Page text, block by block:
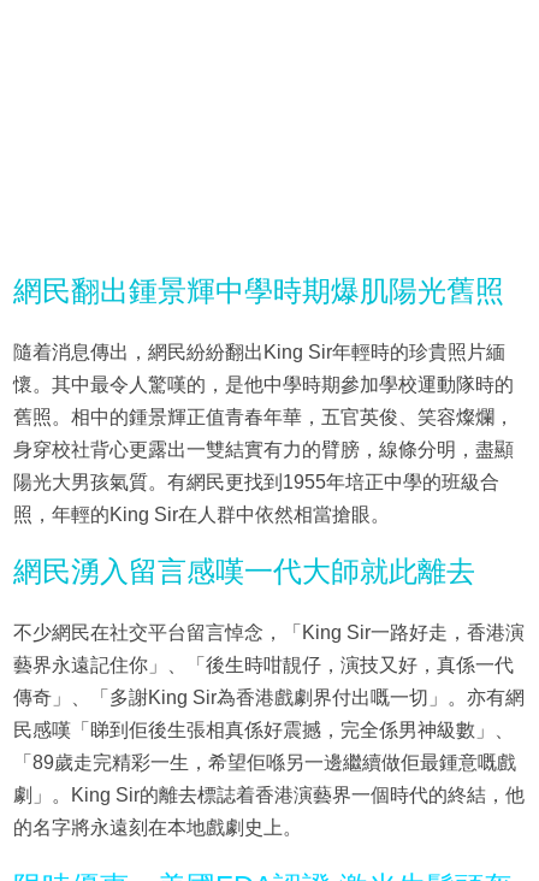
網民翻出鍾景輝中學時期爆肌陽光舊照
隨着消息傳出，網民紛紛翻出King Sir年輕時的珍貴照片緬
懷。其中最令人驚嘆的，是他中學時期參加學校運動隊時的
舊照。相中的鍾景輝正值青春年華，五官英俊、笑容燦爛，
身穿校社背心更露出一雙結實有力的臂膀，線條分明，盡顯
陽光大男孩氣質。有網民更找到1955年培正中學的班級合
照，年輕的King Sir在人群中依然相當搶眼。
網民湧入留言感嘆一代大師就此離去
不少網民在社交平台留言悼念，「King Sir一路好走，香港演
藝界永遠記住你」、「後生時咁靚仔，演技又好，真係一代
傳奇」、「多謝King Sir為香港戲劇界付出嘅一切」。亦有網
民感嘆「睇到佢後生張相真係好震撼，完全係男神級數」、
「89歲走完精彩一生，希望佢喺另一邊繼續做佢最鍾意嘅戲
劇」。King Sir的離去標誌着香港演藝界一個時代的終結，他
的名字將永遠刻在本地戲劇史上。